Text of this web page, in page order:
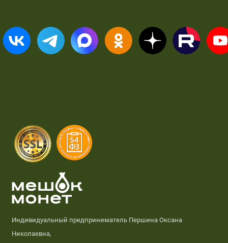
Индивидуальный предприниматель Першина Оксана
Николаевна,